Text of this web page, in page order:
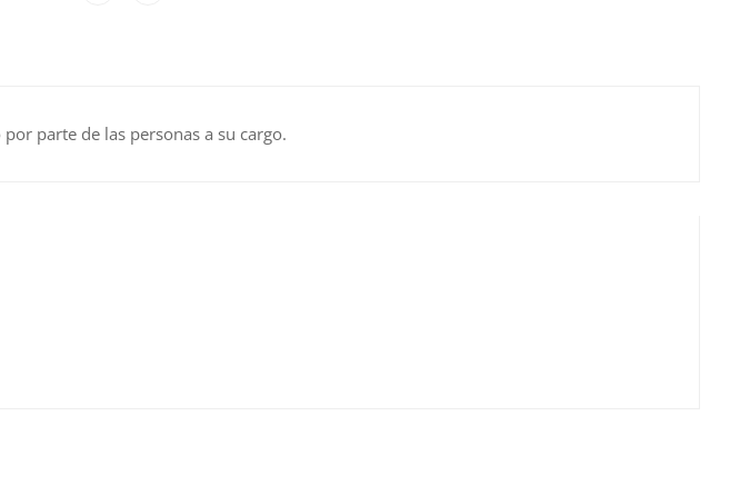
Riesgos
parte de las personas a su cargo.